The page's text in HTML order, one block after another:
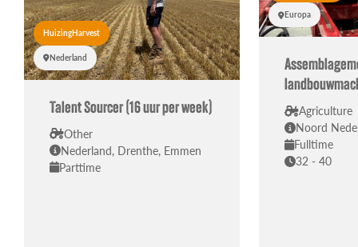
HuizingHarvest
Nederland
Talent Sourcer (16 uur per week)
Other
Nederland, Drenthe, Emmen
Parttime
Europa
Agriculture
Noord
Fulltime
32 - 40